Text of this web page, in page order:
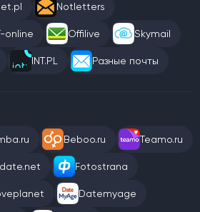
Notletters
online Offilive Skymail
INT.PL Разные почты
Beboo.ru Teamo.ru
Fotostrana
Datemyage